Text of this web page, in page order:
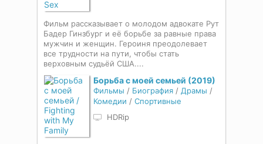
Фильм рассказывает о молодом адвокате Рут
Бадер Гинзбург и её борьбе за равные права
мужчин и женщин. Героиня преодолевает
все трудности на пути, чтобы стать
верховным судьёй США....
Борьба с моей семьей (2019)
Фильмы / Биография / Драмы /
Комедии / Спортивные
HDRip